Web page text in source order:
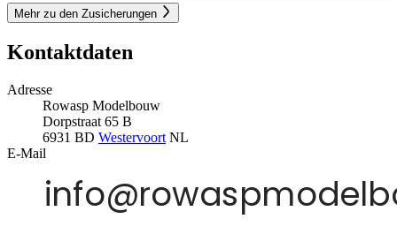
Mehr zu den Zusicherungen
Kontaktdaten
Adresse
Rowasp Modelbouw
Dorpstraat 65 B
6931 BD Westervoort NL
E-Mail